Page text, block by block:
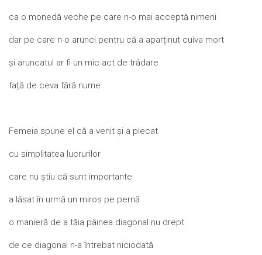
ca o monedă veche pe care n-o mai acceptă nimeni
dar pe care n-o arunci pentru că a aparținut cuiva mort
și aruncatul ar fi un mic act de trădare
față de ceva fără nume
Femeia spune el că a venit și a plecat
cu simplitatea lucrurilor
care nu știu că sunt importante
a lăsat în urmă un miros pe pernă
o manieră de a tăia pâinea diagonal nu drept
de ce diagonal n-a întrebat niciodată